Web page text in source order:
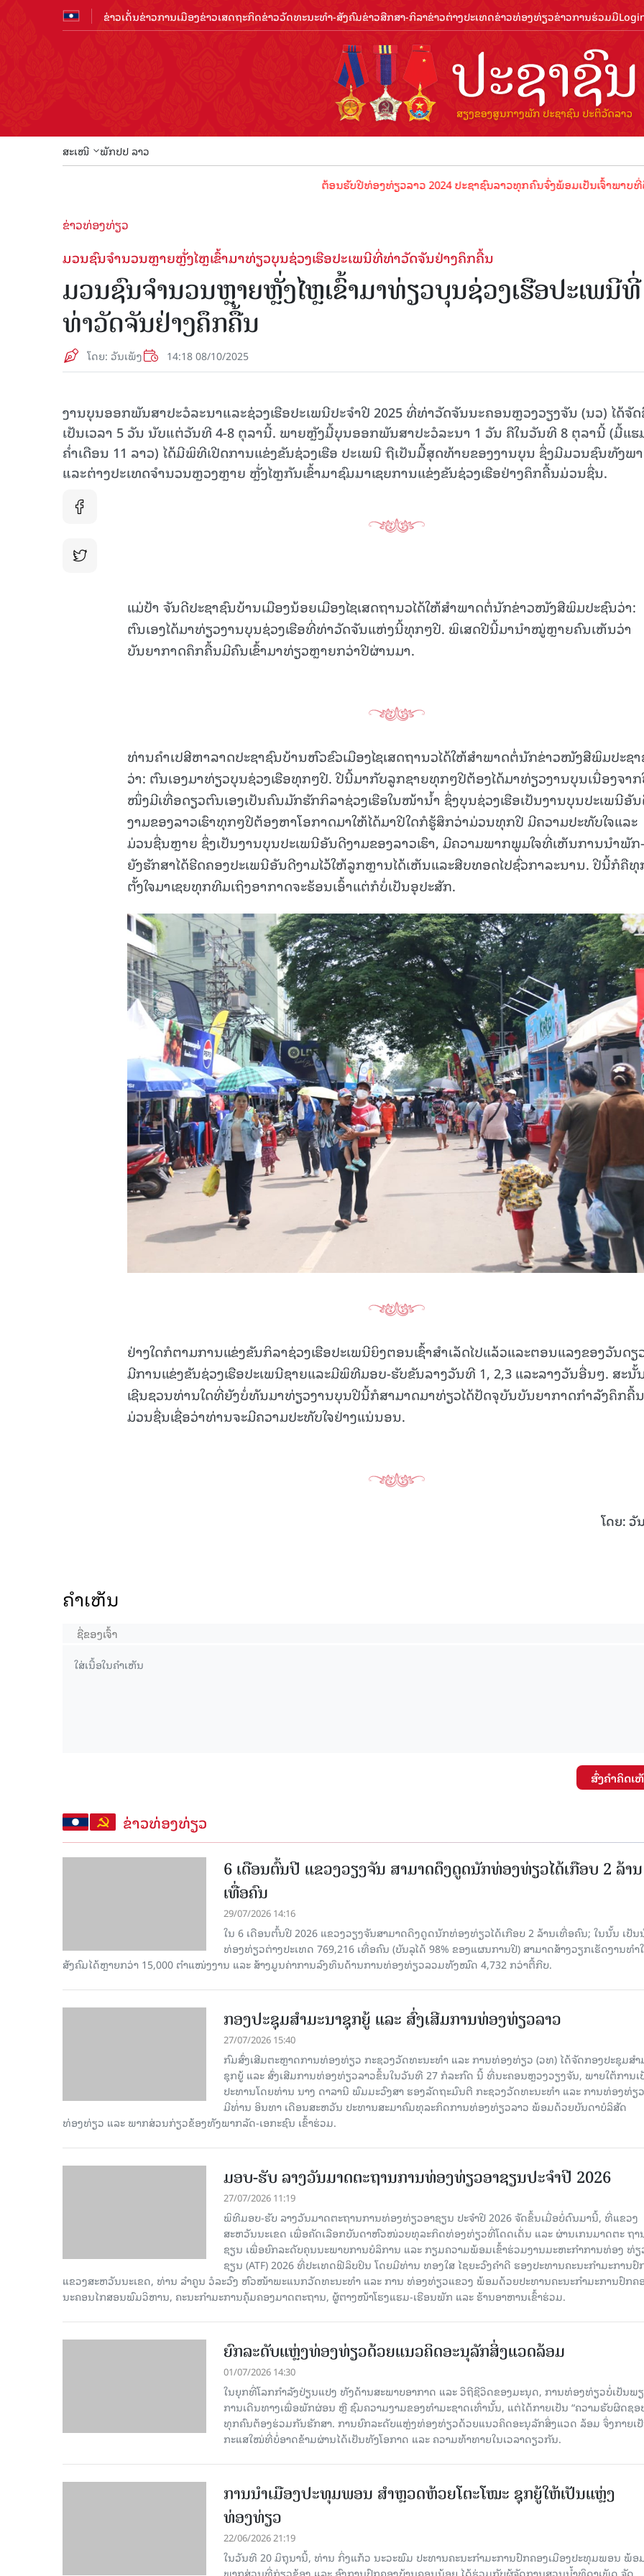
ຂ່າວເດັ່ນຂ່າວການເມືອງຂ່າວເສດຖະກິດຂ່າວວັດທະນະທຳ-ສັງຄົມຂ່າວສືກສາ-ກິລາຂ່າວຕ່າງປະເທດຂ່າວທ່ອງທ່ຽວຂ່າວການຮ່ວມມື
ສະເໜີ ພັກປປ ລາວ
ຕ້ອນຮັບປີທ່ອງທ່ຽວລາວ 2024 ປະຊາຊົນລາວທຸກຄົນຈົ່ງພ້ອມເປັນເຈົ້າພາບທີ່ດີ ຕ້
ຂ່າວທ່ອງທ່ຽວ
ມວນຊົນຈຳນວນຫຼາຍຫຼັ່ງໄຫຼເຂົ້າມາທ່ຽວບຸນຊ່ວງເຮືອປະເພນີທີ່ທ່າວັດຈັນຢ່າງຄຶກຄື້ນ
ມວນຊົນຈຳນວນຫຼາຍຫຼັ່ງໄຫຼເຂົ້າມາທ່ຽວບຸນຊ່ວງເຮືອປະເພນີທີ່
ທ່າວັດຈັນຢ່າງຄຶກຄື້ນ
ໂດຍ: ວັນເພັງ 14:18 08/10/2025
ງານບຸນອອກພັນສາປະວໍລະນາແລະຊ່ວງເຮືອປະເພນີປະຈໍາປີ 2025 ທີ່ທ່າວັດຈັນນະຄອນຫຼວງວຽງຈັນ (ນວ) ໄດ້ຈັ
ເປັນເວລາ 5 ວັນ ນັບແຕ່ວັນທີ 4-8 ຕຸລານີ້. ພາຍຫຼັງມື້ບຸນອອກພັນສາປະວໍລະນາ 1 ວັນ ຄືໃນວັນທີ 8 ຕຸລານີ້ (ມື້ແຮ
ຄໍ່າເດືອນ 11 ລາວ) ໄດ້ມີພິທີເປີດການແຂ່ງຂັນຊ່ວງເຮືອ ປະເພນີ ຖືເປັນມື້ສຸດທ້າຍຂອງງານບຸນ ຊຶ່ງມີມວນຊົນທັງພ
ແລະຕ່າງປະເທດຈຳນວນຫຼວງຫຼາຍ ຫຼັ່ງໄຫຼກັນເຂົ້າມາຊົມມາເຊຍການແຂ່ງຂັນຊ່ວງເຮືອຢ່າງຄຶກຄື້ນມ່ວນຊື່ນ.
ແມ່ປ້າ ຈັນດີປະຊາຊົນບ້ານເມືອງນ້ອຍເມືອງໄຊເສດຖານວໄດ້ໃຫ້ສໍາພາດຕໍ່ນັກຂ່າວໜັງສືພິມປະຊົນວ່າ:
ຕົນເອງໄດ້ມາທ່ຽວງານບຸນຊ່ວງເຮືອທີ່ທ່າວັດຈັນແຫ່ງນີ້ທຸກໆປີ. ພິເສດປີນີ້ມານໍາໝູ່ຫຼາຍຄົນເຫັນວ່າ
ບັນຍາກາດຄຶກຄື້ນມີຄົນເຂົ້າມາທ່ຽວຫຼາຍກວ່າປີຜ່ານມາ.
ທ່ານຄໍາເປສີຫາລາດປະຊາຊົນບ້ານຫົວຂົວເມືອງໄຊເສດຖານວໄດ້ໃຫ້ສໍາພາດຕໍ່ນັກຂ່າວໜັງສືພິມປະຊ
ວ່າ: ຕົນເອງມາທ່ຽວບຸນຊ່ວງເຮືອທຸກໆປີ. ປີນີ້ມາກັບລູກຊາຍທຸກໆປີຕ້ອງໄດ້ມາທ່ຽວງານບຸນເນື່ອງຈາ
ໜຶ່ງມີເທື່ອດຽວຕົນເອງເປັນຄົນມັກຮັກກິລາຊ່ວງເຮືອໃນໜ້ານໍ້າ ຊຶ່ງບຸນຊ່ວງເຮືອເປັນງານບຸນປະເພນີອັ
ງາມຂອງລາວເຮົາທຸກໆປີຕ້ອງຫາໂອກາດມາໃຫ້ໄດ້ມາປີໃດກໍຮູ້ສຶກວ່າມ່ວນທຸກປີ ມີຄວາມປະທັບໃຈແລະ
ມ່ວນຊື່ນຫຼາຍ ຊຶ່ງເປັນງານບຸນປະເພນີອັນດີງາມຂອງລາວເຮົາ, ມີຄວາມພາກພູມໃຈທີ່ເຫັນການນໍາພັ
ຍັງຮັກສາໄດ້ຮີດຄອງປະເພນີອັນດີງາມໄວ້ໃຫ້ລູກຫຼານໄດ້ເຫັນແລະສືບທອດໄປຊົ່ວກາລະນານ. ປີນີ້ກໍຄື
ຕັ້ງໃຈມາເຊຍທຸກທີມເຖິງອາກາດຈະຮ້ອນເອົ້າແຕ່ກໍບໍ່ເປັນອຸປະສັກ.
ຢ່າງໃດກໍຕາມການແຂ່ງຂັນກິລາຊ່ວງເຮືອປະເພນີຍິງຕອນເຊົ້າສໍາເລັດໄປແລ້ວແລະຕອນແລງຂອງວັນດ
ມີການແຂ່ງຂັນຊ່ວງເຮືອປະເພນີຊາຍແລະມີພິທີມອບ-ຮັບຂັນລາງວັນທີ 1, 2,3 ແລະລາງວັນອື່ນໆ. ສະນັ້
ເຊີນຊວນທ່ານໃດທີ່ຍັງບໍ່ທັນມາທ່ຽວງານບຸນປີນີ້ກໍສາມາດມາທ່ຽວໄດ້ປັດຈຸບັນບັນຍາກາດກຳລັງຄຶກຄື້ນ
ມ່ວນຊື່ນເຊື່ອວ່າທ່ານຈະມີຄວາມປະທັບໃຈຢ່າງແນ່ນອນ.
ໂດຍ: ວັ
ຄໍາເຫັນ
ສົ່ງຄໍາຄິດເ
ຂ່າວທ່ອງທ່ຽວ
6 ເດືອນຕົ້ນປີ ແຂວງວຽງຈັນ ສາມາດດຶງດູດນັກທ່ອງທ່ຽວໄດ້ເກືອບ 2 ລ້ານ
ເທື່ອຄົນ
29/07/2026 14:16
ໃນ 6 ເດືອນຕົ້ນປີ 2026 ແຂວງວຽງຈັນສາມາດດຶງດູດນັກທ່ອງທ່ຽວໄດ້ເກືອບ 2 ລ້ານເທື່ອຄົນ; ໃນນັ້ນ ເປັ
ທ່ອງທ່ຽວຕ່າງປະເທດ 769,216 ເທື່ອຄົນ (ບັນລຸໄດ້ 98% ຂອງແຜນການປີ) ສາມາດສ້າງວຽກເຮັດງານທຳ
ສັງຄົມໄດ້ຫຼາຍກວ່າ 15,000 ຕຳແໜ່ງງານ ແລະ ສ້າງມູນຄ່າການລົງທຶນດ້ານການທ່ອງທ່ຽວລວມທັງໝົດ 4,732 ກວ່າຕື້ກີບ.
ກອງປະຊຸມສຳມະນາຊຸກຍູ້ ແລະ ສົ່ງເສີມການທ່ອງທ່ຽວລາວ
27/07/2026 15:40
ກົມສົ່ງເສີມຕະຫຼາດການທ່ອງທ່ຽວ ກະຊວງວັດທະນະທຳ ແລະ ການທ່ອງທ່ຽວ (ວທ) ໄດ້ຈັດກອງປະຊຸມສຳ
ຊຸກຍູ້ ແລະ ສົ່ງເສີມການທ່ອງທ່ຽວລາວຂຶ້ນໃນວັນທີ 27 ກໍລະກົດ ນີ້ ທີ່ນະຄອນຫຼວງວຽງຈັນ, ພາຍໃຕ້ການເ
ປະທານໂດຍທ່ານ ນາງ ດາລານີ ພົມມະວົງສາ ຮອງລັດຖະມົນຕີ ກະຊວງວັດທະນະທຳ ແລະ ການທ່ອງທ່ຽ
ມີທ່່ານ ອິນທາ ເດືອນສະຫວັນ ປະທານສະມາຄົມທຸລະກິດການທ່ອງທ່ຽວລາວ ພ້ອມດ້ວຍບັນດາບໍລິສັດ
ທ່ອງທ່ຽວ ແລະ ພາກສ່ວນກ່ຽວຂ້ອງທັງພາກລັດ-ເອກະຊົນ ເຂົ້າຮ່ວມ.
ມອບ-ຮັບ ລາງວັນມາດຕະຖານການທ່ອງທ່ຽວອາຊຽນປະຈຳປີ 2026
27/07/2026 11:19
ພິທີມອບ-ຮັບ ລາງວັນມາດຕະຖານການທ່ອງທ່ຽວອາຊຽນ ປະຈຳປີ 2026 ຈັດຂຶ້ນເມື່ອບໍ່ດົນມານີ້, ທີ່ແຂວງ
ສະຫວັນນະເຂດ ເພື່ອຄັດເລືອກບັນດາຫົວໜ່ວຍທຸລະກິດທ່ອງທ່ຽວທີ່ໂດດເດັ່ນ ແລະ ຜ່ານເກນມາດຕະ ຖາ
ຊຽນ ເພື່ອຍົກລະດັບຄຸນນະພາບການບໍລິການ ແລະ ກຽມຄວາມພ້ອມເຂົ້າຮ່ວມງານມະຫະກຳການທ່ອງ ທ່ຽ
ຊຽນ (ATF) 2026 ທີ່ປະເທດຟີລິບປິນ ໂດຍມີທ່ານ ທອງໃສ ໄຊຍະວົງຄຳດີ ຮອງປະທານຄະນະກຳມະການປົ
ແຂວງສະຫວັນນະເຂດ, ທ່ານ ລຳຄູນ ວໍລະວົງ ຫົວໜ້າພະແນກວັດທະນະທຳ ແລະ ການ ທ່ອງທ່ຽວແຂວງ ພ້ອມດ້ວຍປະທານຄະນະກຳມະການປົກຄ
ນະຄອນໄກສອນພົມວິຫານ, ຄະນະກຳມະການຄຸ້ມຄອງມາດຕະຖານ, ຜູ້ຕາງໜ້າໂຮງແຮມ-ເຮືອນພັກ ແລະ ຮ້ານອາຫານເຂົ້າຮ່ວມ.
ຍົກລະດັບແຫຼ່ງທ່ອງທ່ຽວດ້ວຍແນວຄິດອະນຸລັກສິ່ງແວດລ້ອມ
01/07/2026 14:30
ໃນຍຸກທີ່ໂລກກຳລັງປ່ຽນແປງ ທັງດ້ານສະພາບອາກາດ ແລະ ວິຖີຊີວິດຂອງມະນຸດ, ການທ່ອງທ່ຽວບໍ່ເປັນພ
ການເດີນທາງເພື່ອພັກຜ່ອນ ຫຼື ຊົມຄວາມງາມຂອງທຳມະຊາດເທົ່າ​ນັ້ນ, ແຕ່ໄດ້ກາຍເປັນ “ຄວາມຮັບຜິດຊອ
ທຸກຄົນຕ້ອງຮ່ວມກັນຮັກສາ. ການຍົກລະດັບແຫຼ່ງທ່ອງທ່ຽວດ້ວຍແນວຄິດອະນຸລັກສິ່ງແວດ ລ້ອມ ຈຶ່ງກາຍເ
ກະແສໃໝ່ທີ່ບໍ່ອາດຂ້າມຜ່ານໄດ້ເປັນທັງໂອກາດ ແລະ ຄວາມທ້າທາຍໃນເວລາດຽວກັນ.
ການນຳເມືອງປະທຸມພອນ ສຳຫຼວດຫ້ວຍໂຕະໂໝະ ຊຸກຍູ້ໃຫ້ເປັນແຫຼ່ງ
ທ່ອງທ່ຽວ
22/06/2026 21:19
ໃນວັນທີ 20 ມິຖຸນານີ້, ທ່ານ ກິ່ງແກ້ວ ນະວະພົມ ປະທານຄະນະກຳມະການປົກຄອງເມືອງປະທຸມພອນ ພ້ອ
15.038(05-08-2026) 15.037(04-08-